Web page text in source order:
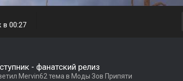
в 00:27
- фанатский релиз
Mervin62 тема в Моды Зов Припяти